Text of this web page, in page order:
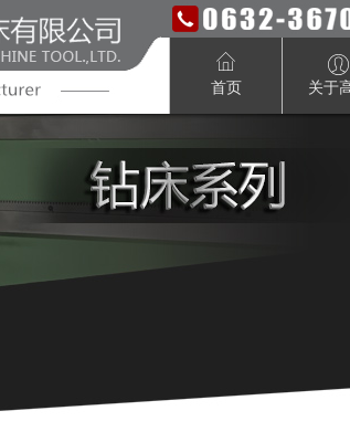
首页 关于